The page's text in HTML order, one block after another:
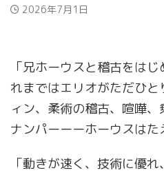
2026年7月1日
「兄ホーウスと稽古をは
れまではエリオがただひ
ィン、柔術の稽古、喧嘩
ナンパーーーホーウスはた
「動きが速く、技術に優